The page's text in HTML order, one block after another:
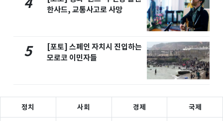
한사드, 교통사고로 사망
5
[포토] 스페인 자치시 진입하는
모로코 이민자들
정치 사회 경제 국제